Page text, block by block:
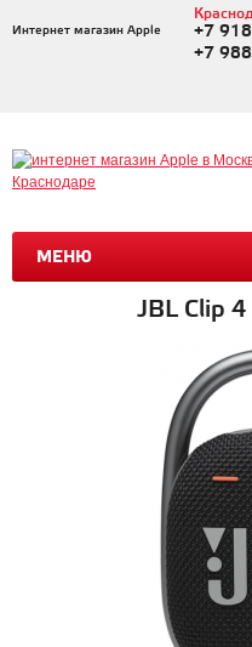
Интернет магазин Apple
+7
+7
МЕНЮ
JBL Clip